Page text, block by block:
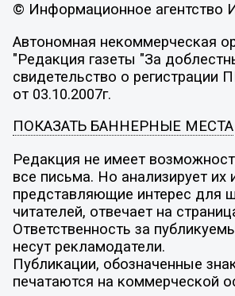
© Информационное агентство
Автономная некоммерческая
"Редакция газеты "За
свидетельство о
от 03.10.2007г.
ПОКАЗАТЬ БАННЕРНЫЕ МЕСТА
Редакция не имеет
все письма. Но анализирует их
представляющие интерес для
читателей, отвечает на
Ответственность за
несут рекламодатели.
Публикации, обозначенные
печатаются на коммерческой